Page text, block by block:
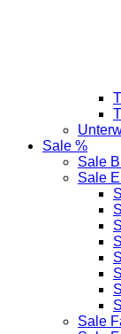
Sale %
Sale
Sale
Sale